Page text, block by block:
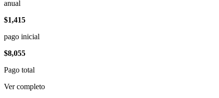
anual
$1,415
pago inicial
$8,055
Pago total
Ver completo